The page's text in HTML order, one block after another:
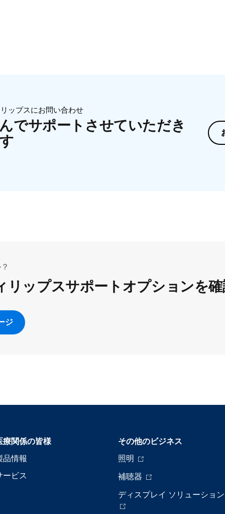
ップスにお問い合わせ
でサポートさせていただき
リップスサポートオプションを確
ジ
療関係の皆様
品情報
ービス
その他のビジネス
照明
補聴器
ディスプレイ ソリューション